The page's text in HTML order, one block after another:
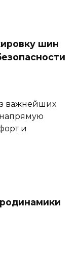
шин
важнейших
напрямую
и